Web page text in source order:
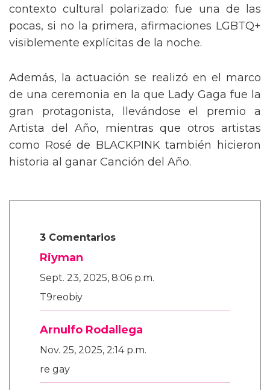
contexto cultural polarizado: fue una de las
pocas, si no la primera, afirmaciones LGBTQ+
visiblemente explícitas de la noche.
Además, la actuación se realizó en el marco
de una ceremonia en la que Lady Gaga fue la
gran protagonista, llevándose el premio a
Artista del Año, mientras que otros artistas
como Rosé de BLACKPINK también hicieron
historia al ganar Canción del Año.
3 Comentarios
Riyman
Sept. 23, 2025, 8:06 p.m.
T9reobiy
Arnulfo Rodallega
Nov. 25, 2025, 2:14 p.m.
re gay